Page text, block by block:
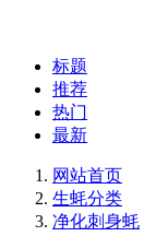
标题
推荐
热门
最新
网站首页
生蚝分类
净化刺身蚝